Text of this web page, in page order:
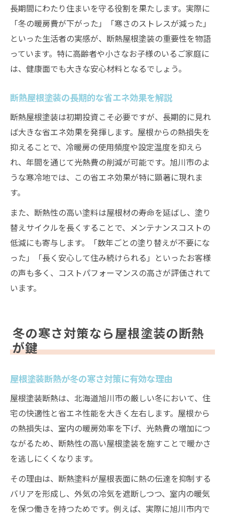
長期間にわたり住まいを守る役割を果たします。実際に
「冬の暖房費が下がった」「寒さのストレスが減った」
といった生活者の実感が、断熱屋根塗装の重要性を物語
っています。特に高齢者や小さなお子様のいるご家庭に
は、健康面でも大きな安心材料となるでしょう。
断熱屋根塗装の長期的な省エネ効果を解説
断熱屋根塗装は初期投資こそ必要ですが、長期的に見れ
ば大きな省エネ効果を発揮します。屋根からの熱損失を
抑えることで、冷暖房の使用頻度や設定温度を抑えら
れ、年間を通じて光熱費の削減が可能です。旭川市のよ
うな寒冷地では、この省エネ効果が特に顕著に現れま
す。
また、断熱性の高い塗料は屋根材の寿命を延ばし、塗り
替えサイクルを長くすることで、メンテナンスコストの
低減にも寄与します。「数年ごとの塗り替えが不要にな
った」「長く安心して住み続けられる」といったお客様
の声も多く、コストパフォーマンスの高さが評価されて
います。
冬の寒さ対策なら屋根塗装の断熱
が鍵
屋根塗装断熱が冬の寒さ対策に有効な理由
屋根塗装断熱は、北海道旭川市の厳しい冬において、住
宅の快適性と省エネ性能を大きく左右します。屋根から
の熱損失は、室内の暖房効率を下げ、光熱費の増加につ
ながるため、断熱性の高い屋根塗装を施すことで暖かさ
を逃しにくくなります。
その理由は、断熱塗料が屋根表面に熱の伝達を抑制する
バリアを形成し、外気の冷気を遮断しつつ、室内の暖気
を保つ働きを持つためです。例えば、実際に旭川市内で